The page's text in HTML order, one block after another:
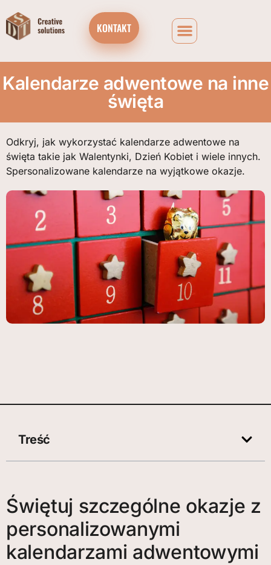
KONTAKT
Kalendarze adwentowe na inne
święta
Odkryj, jak wykorzystać kalendarze adwentowe na
święta takie jak Walentynki, Dzień Kobiet i wiele innych.
Spersonalizowane kalendarze na wyjątkowe okazje.
Treść
Świętuj szczególne okazje z
personalizowanymi
kalendarzami adwentowymi